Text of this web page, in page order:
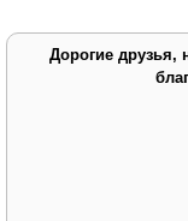
Дорогие друзья,